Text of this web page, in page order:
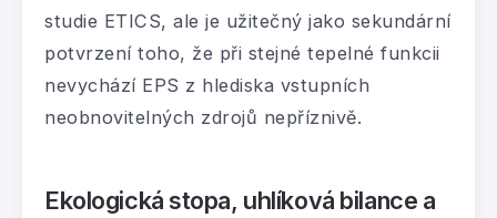
studie ETICS, ale je užitečný jako sekundární
potvrzení toho, že při stejné tepelné funkcii
nevychází EPS z hlediska vstupních
neobnovitelných zdrojů nepříznivě.
Ekologická stopa, uhlíková bilance a